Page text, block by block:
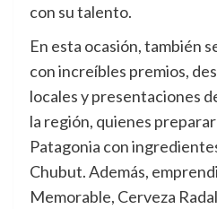
con su talento.
En esta ocasión, también
con increíbles premios,
locales y presentaciones
la región, quienes
Patagonia con
Chubut. Además,
Memorable, Cerveza